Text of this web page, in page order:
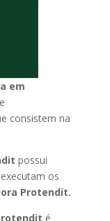
em
consistem na
possui
os
Protendit.
é